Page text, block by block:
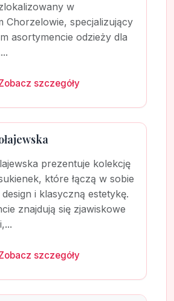
w
Chorzelowie, specjalizujący
asortymencie odzieży dla
szczegóły
prezentuje kolekcję
które łączą w sobie
i klasyczną estetykę.
znajdują się zjawiskowe
szczegóły